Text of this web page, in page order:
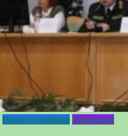
Новости района Общество